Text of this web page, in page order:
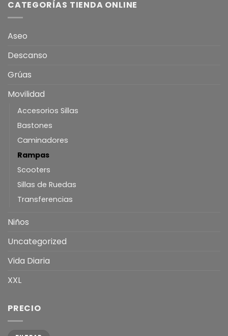
CATEGORÍAS TIENDA ONLINE
Aseo
Descanso
Grúas
Movilidad
Accesorios Sillas
Bastones
Caminadores
Rampas
Scooters
Sillas de Ruedas
Transferencias
Niños
Uncategorized
Vida Diaria
XXL
PRECIO